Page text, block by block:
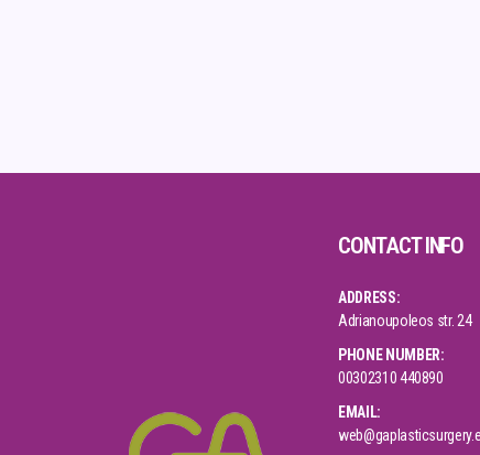
CONTACT INFO
ADDRESS:
Adrianoupoleos str. 24
PHONE NUMBER:
00302310 440890
EMAIL: